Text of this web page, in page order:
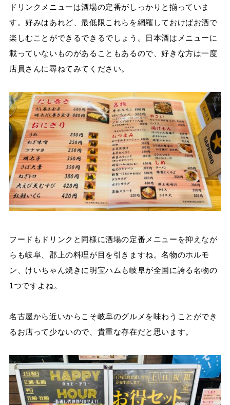
ドリンクメニューは酒場の定番がしっかりと揃っていま
す。好みはあれど、最低限これらを網羅しておけばお酒で
楽しむことができるできるでしょう。日本酒はメニューに
載っていないものがあることもあるので、好きな方は一度
店員さんに尋ねてみてください。
フードもドリンクと同様に酒場の定番メニューを抑えなが
らも岐阜、郡上の料理が目を引きますね。名物のホルモ
ン、けいちゃん焼きに明宝ハムも岐阜が全国に誇る名物の
1つですよね。
名古屋から近いからこそ岐阜のグルメを味わうことができ
るお店って少ないので、貴重な存在だと思います。